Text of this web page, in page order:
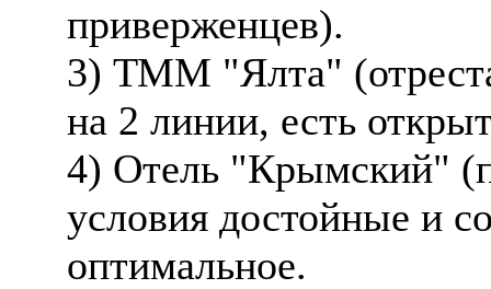
приверженцев).
3) ТММ "Ялта"
на 2 линии, есть
4) Отель "Крымский"
условия достойные и
оптимальное.